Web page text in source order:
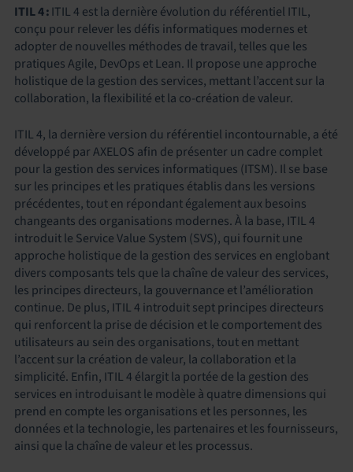
ITIL 4 :ITIL 4 est la dernière évolution du référentiel ITIL,
conçu pour relever les défis informatiques modernes et
adopter de nouvelles méthodes de travail, telles que les
pratiques Agile, DevOps et Lean. Il propose une approche
holistique de la gestion des services, mettant l’accent sur la
collaboration, la flexibilité et la co-création de valeur.
ITIL 4, la dernière version du référentiel incontournable, a été
développé par AXELOS afin de présenter un cadre complet
pour la gestion des services informatiques (ITSM). Il se base
sur les principes et les pratiques établis dans les versions
précédentes, tout en répondant également aux besoins
changeants des organisations modernes. À la base, ITIL 4
introduit le Service Value System (SVS), qui fournit une
approche holistique de la gestion des services en englobant
divers composants tels que la chaîne de valeur des services,
les principes directeurs, la gouvernance et l’amélioration
continue. De plus, ITIL 4 introduit sept principes directeurs
qui renforcent la prise de décision et le comportement des
utilisateurs au sein des organisations, tout en mettant
l’accent sur la création de valeur, la collaboration et la
simplicité. Enfin, ITIL 4 élargit la portée de la gestion des
services en introduisant le modèle à quatre dimensions qui
prend en compte les organisations et les personnes, les
données et la technologie, les partenaires et les fournisseurs,
ainsi que la chaîne de valeur et les processus.